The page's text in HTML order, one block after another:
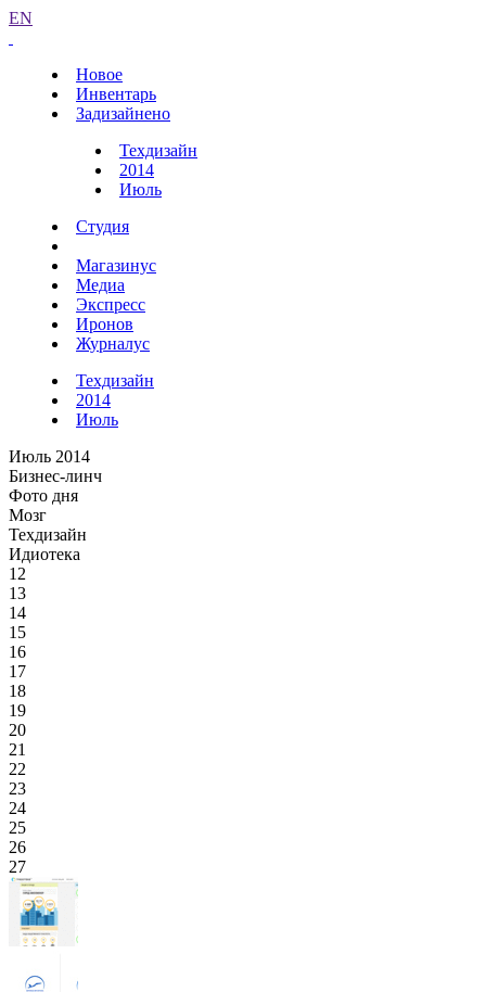
EN
Новое
Инвентарь
Задизайнено
Техдизайн
2014
Июль
Студия
Магазинус
Медиа
Экспресс
Иронов
Журналус
Техдизайн
2014
Июль
Июль 2014
Бизнес-линч
Фото дня
Мозг
Техдизайн
Идиотека
12
13
14
15
16
17
18
19
20
21
22
23
24
25
26
27